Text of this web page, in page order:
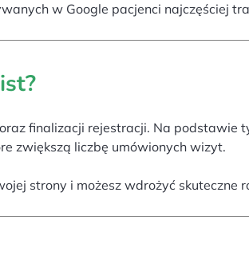
w Google pacjenci najczęściej
finalizacji rejestracji. Na podstawie
zwiększą liczbę umówionych wizyt.
strony i możesz wdrożyć skuteczne